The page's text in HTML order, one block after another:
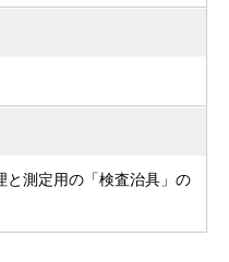
と測定用の「検査治具」の